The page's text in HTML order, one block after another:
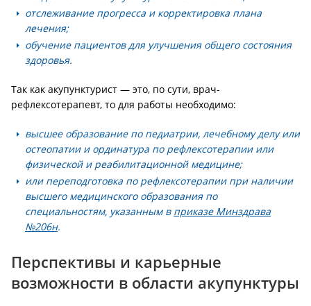
отслеживание прогресса и корректировка плана
лечения;
обучение пациентов для улучшения общего состояния
здоровья.
Так как акупунктурист — это, по сути, врач-
рефлексотерапевт, то для работы необходимо:
высшее образование по педиатрии, лечебному делу или
остеопатии и ординатура по рефлексотерапии или
физической и реабилитационной медицине;
или переподготовка по рефлексотерапии при наличии
высшего медицинского образования по
специальностям, указанным в приказе Минздрава
№206н.
Перспективы и карьерные
возможности в области акупунктуры